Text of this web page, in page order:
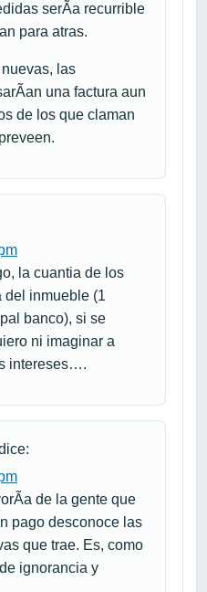
serÃ­a recurrible
para atras.
las
una factura aun
de los que claman
la cuantia de los
del inmueble (1
banco), si se
ni imaginar a
intereses….
de la gente que
pago desconoce las
que trae. Es, como
ignorancia y